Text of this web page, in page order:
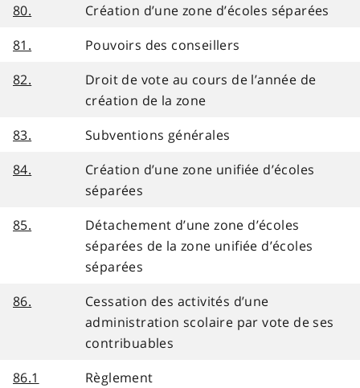
80.
Création d’une zone d’écoles séparées
81.
Pouvoirs des conseillers
82.
Droit de vote au cours de l’année de
création de la zone
83.
Subventions générales
84.
Création d’une zone unifiée d’écoles
séparées
85.
Détachement d’une zone d’écoles
séparées de la zone unifiée d’écoles
séparées
86.
Cessation des activités d’une
administration scolaire par vote de ses
contribuables
86.1
Règlement